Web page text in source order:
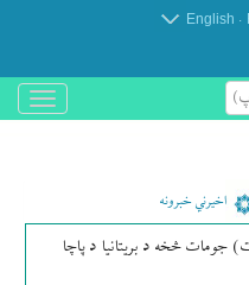
.
English
باز
و
اخیرني خبرونه
جومات څخه د بریتانیا د پاچا